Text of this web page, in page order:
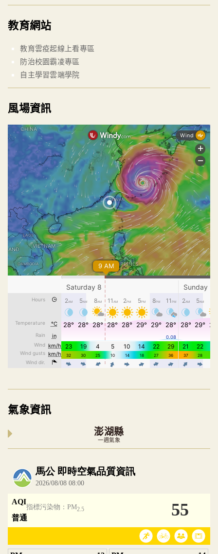
教育網站
教育雲疫起線上看專區
防治校園霸凌專區
自主學習雲端學院
風場資訊
氣象資訊
澎湖縣
一週氣象
內嵌空氣品質小工具為視覺預覽，完整即時空